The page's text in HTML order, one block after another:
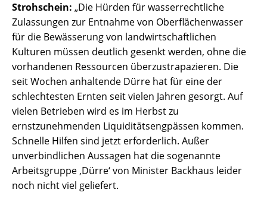
Strohschein: „Die Hürden für wasserrechtliche
Zulassungen zur Entnahme von Oberflächenwasser
für die Bewässerung von landwirtschaftlichen
Kulturen müssen deutlich gesenkt werden, ohne die
vorhandenen Ressourcen überzustrapazieren. Die
seit Wochen anhaltende Dürre hat für eine der
schlechtesten Ernten seit vielen Jahren gesorgt. Auf
vielen Betrieben wird es im Herbst zu
ernstzunehmenden Liquiditätsengpässen kommen.
Schnelle Hilfen sind jetzt erforderlich. Außer
unverbindlichen Aussagen hat die sogenannte
Arbeitsgruppe ‚Dürre‘ von Minister Backhaus leider
noch nicht viel geliefert.